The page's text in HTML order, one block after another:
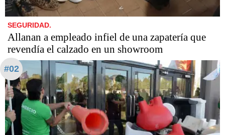
SEGURIDAD.
Allanan a empleado infiel de una zapatería que
revendía el calzado en un showroom
#02